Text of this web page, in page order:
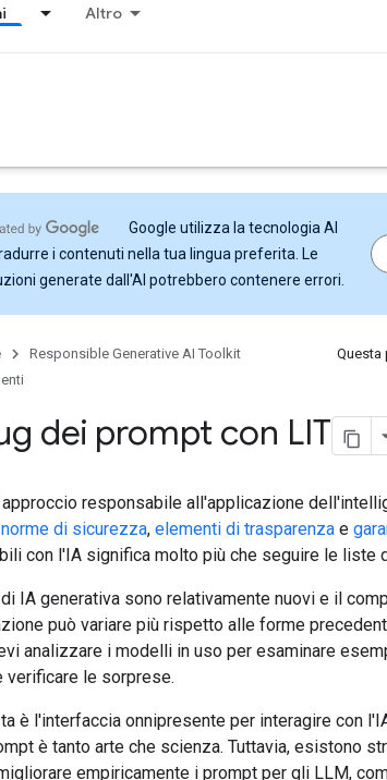
Altro
Google utilizza la tecnologia AI
i contenuti nella tua lingua preferita. Le
generate dall'AI potrebbero contenere errori.
Responsible Generative AI Toolkit
Questa
dei prompt con LIT
responsabile all'applicazione
norme di sicurezza, elementi di trasparenza e
con l'IA significa molto più che seguire le liste
IA generativa sono relativamente nuovi e il
può variare più rispetto alle forme
analizzare i modelli in uso per esaminare
verificare le sorprese.
è l'interfaccia onnipresente per interagire con
è tanto arte che scienza. Tuttavia, esistono
empiricamente i prompt per gli LLM,